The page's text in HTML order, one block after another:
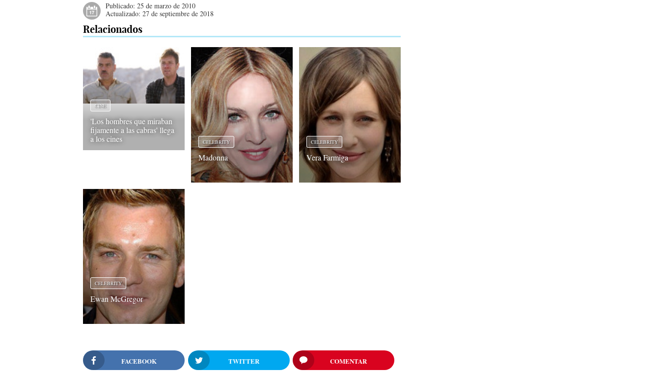
Publicado:25 de marzo de 2010
Actualizado:27 de septiembre de 2018
Relacionados
CINE
'Los hombres que miraban
fijamente a las cabras' llega
a los cines
CELEBRITY
Madonna
CELEBRITY
Vera Farmiga
CELEBRITY
Ewan McGregor
FACEBOOK TWITTER COMENTAR